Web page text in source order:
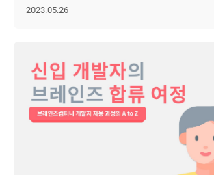
패밀리데이를 손꼽아 기다릴 정도로 만족도가 높은
가족들은 간식박스와 음료를 비롯한 웰컴키트를 수
상품도 함께 받아갔습니다. 또, 차후에 진행될 로또
추첨을 위해 사전 등록도 진행했습니다. 브레인즈에서 준비한
웰컴키트와 선물을 한 아름씩 안고 가족사진도 찰칵!
3대가 모두 총출동한 가족까지, 약 100여명의 브레인
참석했습니다. 모두 빠짐없이 추억을 남길 수 있도록
가족들이 함께 단체사진을 촬영했습니다. 환한 표정
2023.05.26